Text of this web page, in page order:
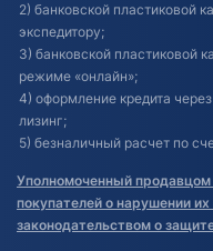
2) банковской пластиковой
экспедитору;
3) банковской пластиковой
режиме «онлайн»;
4) оформление кредита
лизинг;
5) безналичный расчет по
Уполномоченный
покупателей о нарушении
законодательством о